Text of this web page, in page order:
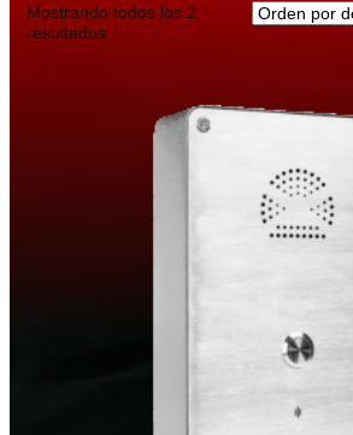
Mostrando todos los 2
resultados